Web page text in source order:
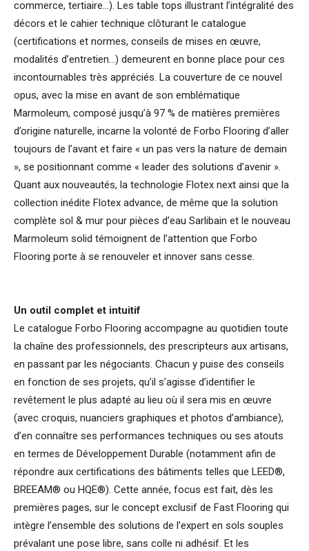
commerce, tertiaire…). Les table tops illustrant l’intégralité des
décors et le cahier technique clôturant le catalogue
(certifications et normes, conseils de mises en œuvre,
modalités d’entretien…) demeurent en bonne place pour ces
incontournables très appréciés. La couverture de ce nouvel
opus, avec la mise en avant de son emblématique
Marmoleum, composé jusqu’à 97 % de matières premières
d’origine naturelle, incarne la volonté de Forbo Flooring d’aller
toujours de l’avant et faire « un pas vers la nature de demain
», se positionnant comme « leader des solutions d’avenir ».
Quant aux nouveautés, la technologie Flotex next ainsi que la
collection inédite Flotex advance, de même que la solution
complète sol & mur pour pièces d’eau Sarlibain et le nouveau
Marmoleum solid témoignent de l’attention que Forbo
Flooring porte à se renouveler et innover sans cesse.
Un outil complet et intuitif
Le catalogue Forbo Flooring accompagne au quotidien toute
la chaîne des professionnels, des prescripteurs aux artisans,
en passant par les négociants. Chacun y puise des conseils
en fonction de ses projets, qu’il s’agisse d’identifier le
revêtement le plus adapté au lieu où il sera mis en œuvre
(avec croquis, nuanciers graphiques et photos d’ambiance),
d’en connaître ses performances techniques ou ses atouts
en termes de Développement Durable (notamment afin de
répondre aux certifications des bâtiments telles que LEED®,
BREEAM® ou HQE®). Cette année, focus est fait, dès les
premières pages, sur le concept exclusif de Fast Flooring qui
intègre l’ensemble des solutions de l’expert en sols souples
prévalant une pose libre, sans colle ni adhésif. Et les